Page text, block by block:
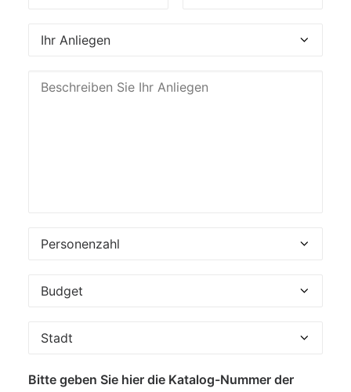
Bitte geben Sie hier die Katalog-Nummer der